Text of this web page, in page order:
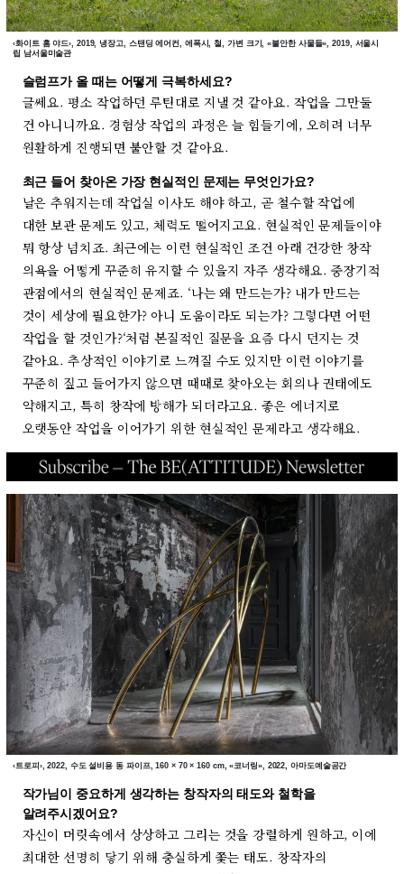
‹화이트 홈 야드›, 2019, 냉장고, 스탠딩 에어컨, 에폭시, 철, 가변 크기, «불안한 사물들», 2019, 서울시
립 남서울미술관
슬럼프가 올 때는 어떻게 극복하세요?
글쎄요. 평소 작업하던 루틴대로 지낼 것 같아요. 작업을 그만둘
건 아니니까요. 경험상 작업의 과정은 늘 힘들기에, 오히려 너무
원활하게 진행되면 불안할 것 같아요.
최근 들어 찾아온 가장 현실적인 문제는 무엇인가요?
날은 추워지는데 작업실 이사도 해야 하고, 곧 철수할 작업에
대한 보관 문제도 있고, 체력도 떨어지고요. 현실적인 문제들이야
뭐 항상 넘치죠. 최근에는 이런 현실적인 조건 아래 건강한 창작
의욕을 어떻게 꾸준히 유지할 수 있을지 자주 생각해요. 중장기적
관점에서의 현실적인 문제죠. ‘나는 왜 만드는가? 내가 만드는
것이 세상에 필요한가? 아니 도움이라도 되는가? 그렇다면 어떤
작업을 할 것인가?‘처럼 본질적인 질문을 요즘 다시 던지는 것
같아요. 추상적인 이야기로 느껴질 수도 있지만 이런 이야기를
꾸준히 짚고 들어가지 않으면 때때로 찾아오는 회의나 권태에도
약해지고, 특히 창작에 방해가 되더라고요. 좋은 에너지로
오랫동안 작업을 이어가기 위한 현실적인 문제라고 생각해요.
‹트로피›, 2022, 수도 설비용 동 파이프, 160 × 70 × 160 cm, «코너링», 2022, 아마도예술공간
작가님이 중요하게 생각하는 창작자의 태도와 철학을
알려주시겠어요?
자신이 머릿속에서 상상하고 그리는 것을 강렬하게 원하고, 이에
최대한 선명히 닿기 위해 충실하게 쫓는 태도. 창작자의